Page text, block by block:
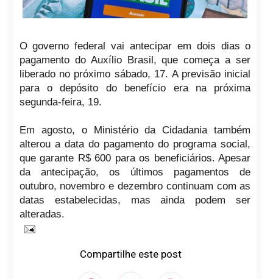
O governo federal vai antecipar em dois dias o
pagamento do Auxílio Brasil, que começa a ser
liberado no próximo sábado, 17. A previsão inicial
para o depósito do benefício era na próxima
segunda-feira, 19.
Em agosto, o Ministério da Cidadania também
alterou a data do pagamento do programa social,
que garante R$ 600 para os beneficiários. Apesar
da antecipação, os últimos pagamentos de
outubro, novembro e dezembro continuam com as
datas estabelecidas, mas ainda podem ser
alteradas.
Compartilhe este post